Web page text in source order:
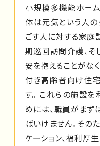
小規模多機能ホーム
体は元気という人の
ごす人に対する家庭
期巡回訪問介護、そ
安を抱えることがな
付き高齢者向け住
す。 これらの施設
めには、職員がま
ばいけません。その
ケーション、福利厚